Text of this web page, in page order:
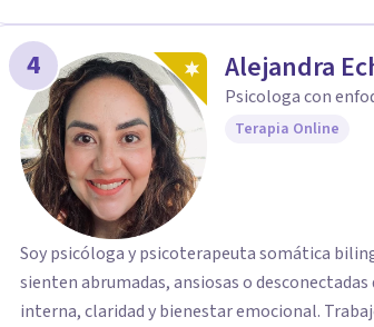
4 Alejandra
Psicologa con
Terapia Online
Soy psicóloga y psicoterapeuta somática
sienten abrumadas, ansiosas o
interna, claridad y bienestar emocional.